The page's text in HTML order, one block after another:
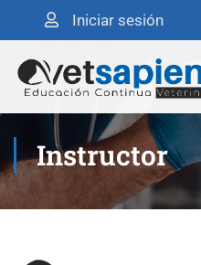
Iniciar sesión
Instructor